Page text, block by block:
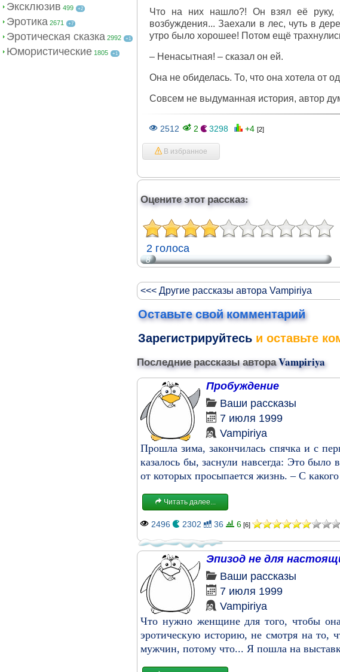
Эксклюзив 499 +2
Эротика 2671 +7
Эротическая сказка 2992 +1
Юмористические 1805 +1
Что на них нашло?! Он взял её руку,
возбуждения... Заехали в лес, чуть в
утро было хорошее! Потом ещё
– Ненасытная! – сказал он ей.
Она не обиделась. То, что она хотела от
Совсем не выдуманная история, автор
2512 2 3298 +4 [2]
В избранное
Оцените этот рассказ:
2 голоса
8
<<< Другие рассказы автора Vampiriya
Оставьте свой комментарий
Зарегистрируйтесь и оставьте
Последние рассказы автораVampiriya
Пробуждение
Ваши рассказы
7 июля 1999
Vampiriya
Прошла зима, закончилась спячка и с
казалось бы, заснули навсегда: Это
от которых просыпается жизнь. – С
Читать далее...
2496 2302 36 6 [6]
Эпизод не для
Ваши рассказы
7 июля 1999
Vampiriya
Что нужно женщине для того, чтобы
эротическую историю, не смотря на то,
мужчин, потому что... Я пошла на